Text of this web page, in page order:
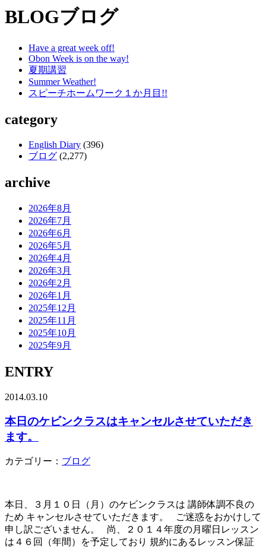
BLOGブログ
Have a great week off!
Obon Week is on the way!
夏期講習
Summer Weather!
スピーチホームワーク１か月目!!
category
English Diary (396)
ブログ (2,277)
archive
2026年8月
2026年7月
2026年6月
2026年5月
2026年4月
2026年3月
2026年2月
2026年1月
2025年12月
2025年11月
2025年10月
2025年9月
ENTRY
2014.03.10
本日のケビンクラスはキャンセルさせていただき
ます。
カテゴリー： ブログ
本日、３月１０日（月）のケビンクラスは 講師体調不良の
ため キャンセルさせていただきます。 ご迷惑をおかけして
申し訳ございません。 尚、２０１４年度の月曜日レッスン
は４６回（年間）を予定しており 規約にあるレッスン保証